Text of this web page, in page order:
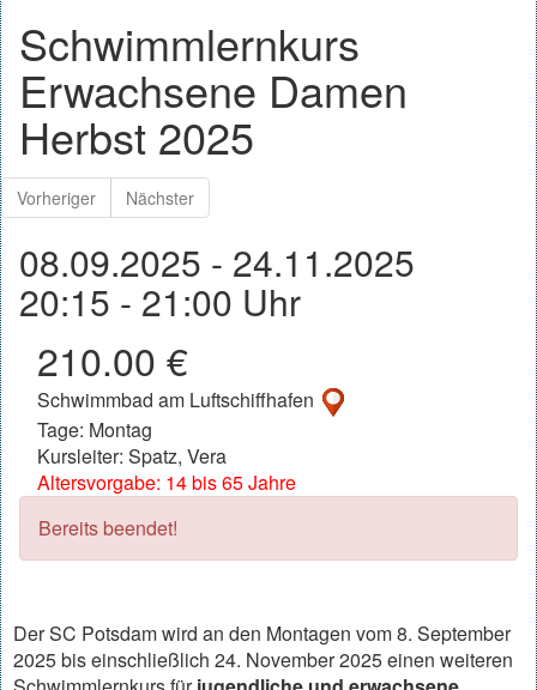
Schwimmlernkurs
Erwachsene Damen
Herbst 2025
Vorheriger Nächster
08.09.2025 - 24.11.2025
20:15 - 21:00 Uhr
210.00 €
Schwimmbad am Luftschiffhafen
Tage: Montag
Kursleiter: Spatz, Vera
Altersvorgabe: 14 bis 65 Jahre
Bereits beendet!
Der SC Potsdam wird an den Montagen vom 8. September
2025 bis einschließlich 24. November 2025 einen weiteren